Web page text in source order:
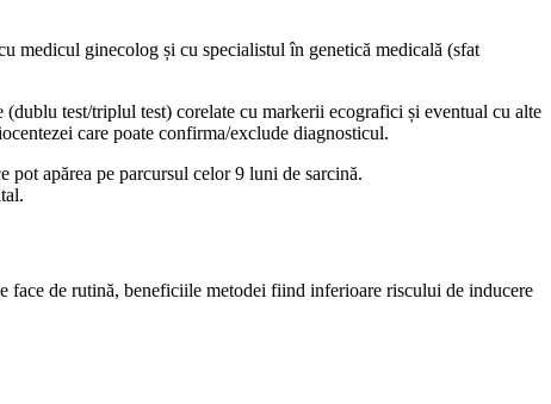
medicul ginecolog și cu specialistul în genetică medicală (sfat
test/triplul test) corelate cu markerii ecografici și eventual cu alte
care poate confirma/exclude diagnosticul.
pot apărea pe parcursul celor 9 luni de sarcină.
face de rutină, beneficiile metodei fiind inferioare riscului de inducere